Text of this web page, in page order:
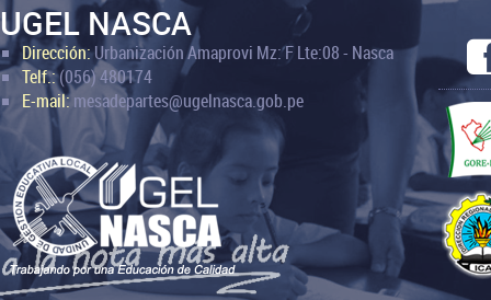
UGEL NASCA
Dirección:Urbanización Amaprovi Mz: F Lte:08 - Nasca
Telf.:(056) 480174
E-mail:mesadepartes@ugelnasca.gob.pe